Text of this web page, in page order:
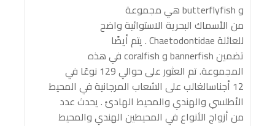
و butterflyfish هي مجموعة
من الأسماك البحرية الاستوائية واضح
للعائلة Chaetodontidae . يتم أيضًا
تضمين bannerfish و coralfish في هذه
المجموعة. تم العثور على حوالي 129 نوعًا في
12 أجناسالغالب على الشعاب المرجانية في المحيط
الأطلسي والهندي والمحيط الهادئ . يحدث عدد
من أزواج الأنواع في المحيطين الهندي والمحيط